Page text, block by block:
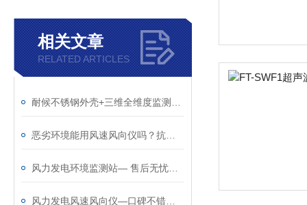
相关文章
RELATED ARTICLES